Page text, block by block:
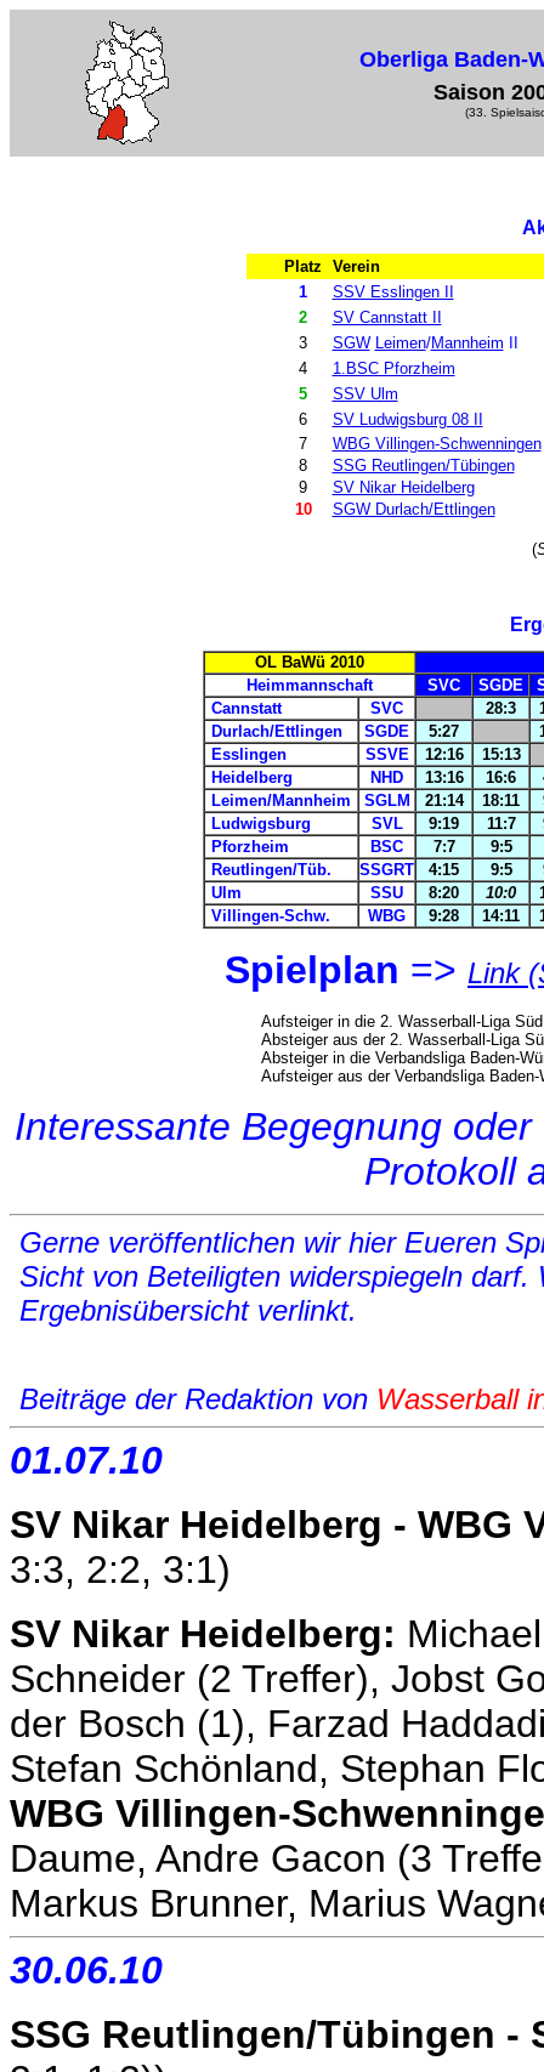
Oberliga Baden-
Saison
(33.
Platz
Verein
1
SSV Esslingen II
2
SV Cannstatt II
3
SGW Leimen/Mannheim
4
1.BSC Pforzheim
5
SSV Ulm
6
SV Ludwigsburg 08 II
7
WBG Villingen-Schwenningen
8
SSG Reutlingen/Tübingen
9
SV Nikar Heidelberg
10
SGW Durlach/Ettlingen
(
OL BaWü 2010
Heimmannschaft
SVC SGDE
Cannstatt
SVC 28:3
Durlach/Ettlingen
SGDE 5:27
Esslingen
SSVE 12:16
15:13
Heidelberg
NHD 13:16 16:6
Leimen/Mannheim
SGLM 21:14 18:11
Ludwigsburg
SVL 9:19 11:7
Pforzheim
BSC 7:7
9:5
Reutlingen/Tüb.
SSGRT 4:15 9:5
Ulm
SSU 8:20 10:0
Villingen-Schw.
WBG 9:28 14:11
Spielplan => Link
Aufsteiger in die 2. Wasserball-Liga
Absteiger aus der 2. Wasserball-Liga
Absteiger in die Verbandsliga Baden-
Aufsteiger aus der Verbandsliga
Interessante Begegnung
Protokoll
Gerne veröffentlichen wir hier Eueren
Sicht von Beteiligten widerspiegeln
Ergebnisübersicht verlinkt.
Beiträge der Redaktion von Wasserball
01.07.10
SV Nikar Heidelberg -
3:3, 2:2, 3:1)
SV Nikar Heidelberg:
Schneider (2 Treffer), Jobst
der Bosch (1), Farzad
Stefan Schönland, Stephan
WBG Villingen-
Daume, Andre Gacon (3
Markus Brunner, Marius
30.06.10
SSG Reutlingen/Tübingen